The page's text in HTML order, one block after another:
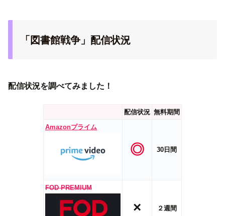
「図書館戦争」配信状況
配信状況を調べてみました！
配信状況 無料期間
Amazonプライム
◎ 30日間
FOD PREMIUM
× ２週間